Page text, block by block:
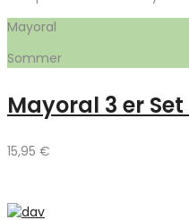
Mayoral
Sommer
Mayoral 3 er
15,95 €